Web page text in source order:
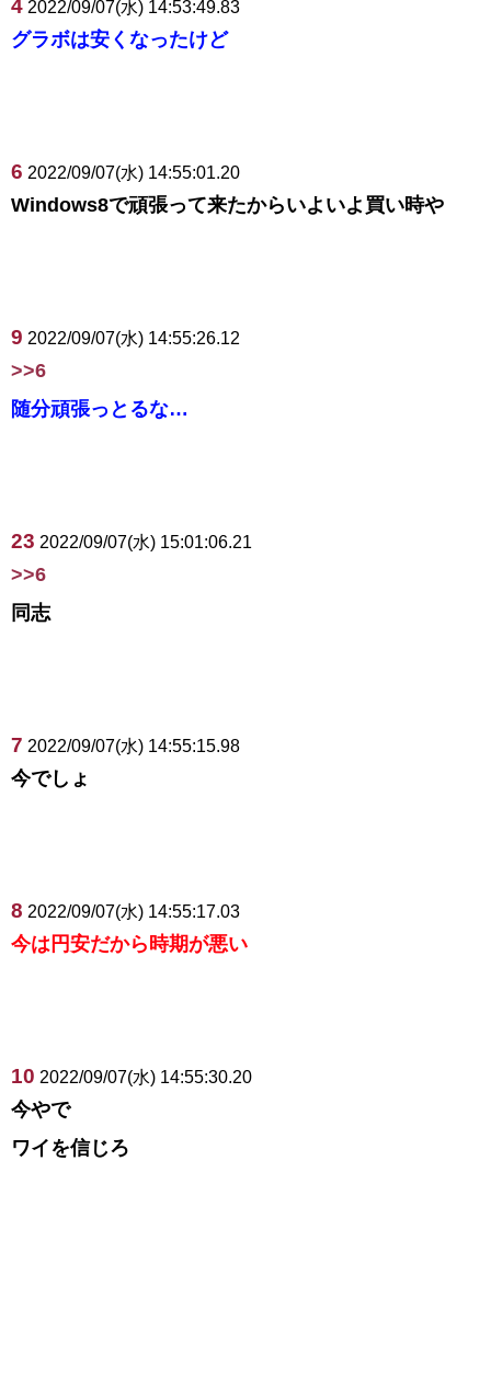
4 2022/09/07(水) 14:53:49.83
グラボは安くなったけど
6 2022/09/07(水) 14:55:01.20
Windows8で頑張って来たからいよいよ買い時や
9 2022/09/07(水) 14:55:26.12
>>6
随分頑張っとるな…
23 2022/09/07(水) 15:01:06.21
>>6
同志
7 2022/09/07(水) 14:55:15.98
今でしょ
8 2022/09/07(水) 14:55:17.03
今は円安だから時期が悪い
10 2022/09/07(水) 14:55:30.20
今やで
ワイを信じろ